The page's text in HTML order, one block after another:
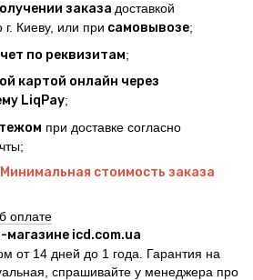
заказа доставкой
Киеву, или при самовывозе;
по реквизитам;
картой онлайн через
LiqPay;
при доставке согласно
стоимость заказа
оплате
магазине icd.com.ua
от 14 дней до 1 года. Гарантия на
спрашивайте у менеджера про